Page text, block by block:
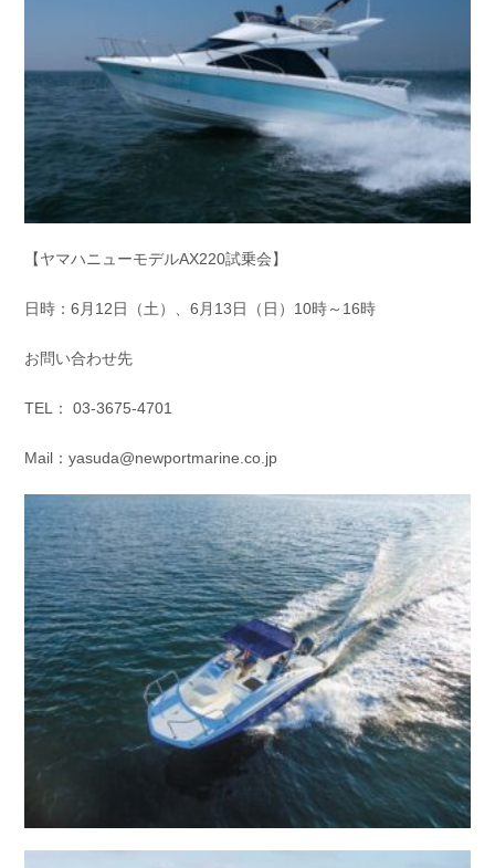
【ヤマハニューモデルAX220試乗会】
日時：6月12日（土）、6月13日（日）10時～16時
お問い合わせ先
TEL： 03-3675-4701
Mail：yasuda@newportmarine.co.jp